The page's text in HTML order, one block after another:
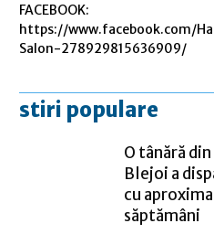
FACEBOOK:
https://www.facebook.com/
Salon-278929815636909/
stiri populare
O tânără
Blejoi a
cu
săptămâni